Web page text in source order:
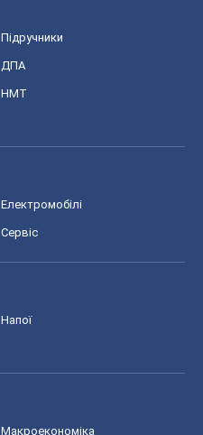
Підручники
ДПА
НМТ
Електромобілі
Сервіс
Напої
Макроекономіка